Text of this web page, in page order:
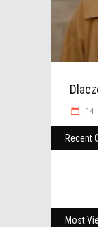
Recent
Most